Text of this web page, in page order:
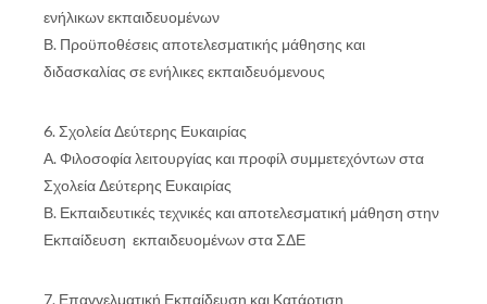
ενήλικων εκπαιδευομένων
Β. Προϋποθέσεις αποτελεσματικής μάθησης και
διδασκαλίας σε ενήλικες εκπαιδευόμενους
6. Σχολεία Δεύτερης Ευκαιρίας
Α. Φιλοσοφία λειτουργίας και προφίλ συμμετεχόντων στα
Σχολεία Δεύτερης Ευκαιρίας
Β. Εκπαιδευτικές τεχνικές και αποτελεσματική μάθηση στην
Εκπαίδευση εκπαιδευομένων στα ΣΔΕ
7. Επαγγελματική Εκπαίδευση και Κατάρτιση